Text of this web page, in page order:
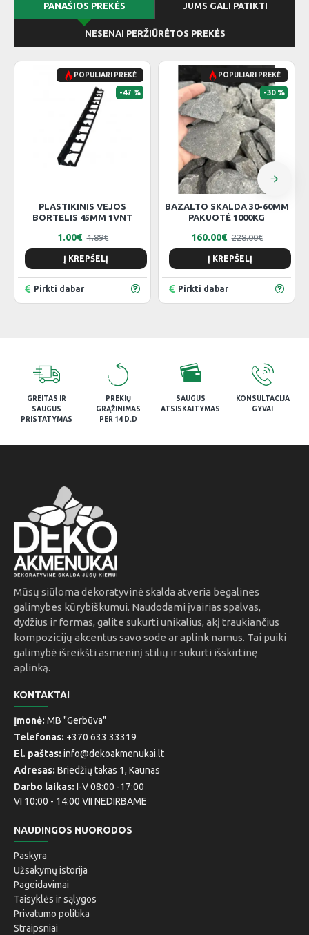
PANAŠIOS PREKĖS JUMS GALI PATIKTI
NESENAI PERŽIŪRĖTOS PREKĖS
POPULIARI PREKĖ
-47 %
PLASTIKINIS VEJOS
BORTELIS 45MM 1VNT
1.00€ 1.89€
Į KREPŠELĮ
Pirkti dabar
POPULIARI PREKĖ
-30 %
BAZALTO SKALDA 30-60MM
PAKUOTĖ 1000KG
160.00€ 228.00€
Į KREPŠELĮ
Pirkti dabar
GREITAS IR
SAUGUS
PRISTATYMAS
PREKIŲ
GRĄŽINIMAS
PER 14 D.D
SAUGUS
ATSISKAITYMAS
KONSULTACIJA
GYVAI
Mūsų siūloma dekoratyvinė skalda atveria begalines
galimybes kūrybiškumui. Naudodami įvairias spalvas,
dydžius ir formas, galite sukurti unikalius, akį traukiančius
kompozicijų akcentus savo sode ar aplink namus. Tai puiki
galimybė išreikšti asmeninį stilių ir sukurti išskirtinę
aplinką.
KONTAKTAI
Įmonė: MB "Gerbūva"
Telefonas: +370 633 33319
El. paštas: info@dekoakmenukai.lt
Adresas: Briedžių takas 1, Kaunas
Darbo laikas: I-V 08:00 -17:00
VI 10:00 - 14:00 VII NEDIRBAME
NAUDINGOS NUORODOS
Paskyra
Užsakymų istorija
Pageidavimai
Taisyklės ir sąlygos
Privatumo politika
Straipsniai